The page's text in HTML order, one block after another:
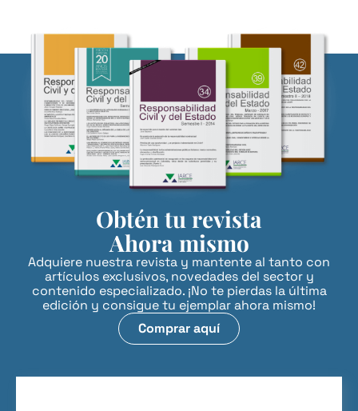
Obtén tu revista
Ahora mismo
Adquiere nuestra revista y mantente al tanto con
artículos exclusivos, novedades del sector y
contenido especializado. ¡No te pierdas la última
edición y consigue tu ejemplar ahora mismo!
Comprar aquí